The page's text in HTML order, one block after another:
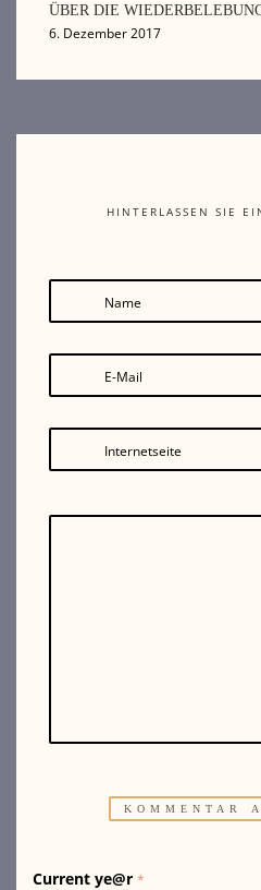
ÜBER DIE
6. Dezember 2017
HINTERLASSEN SIE
Name
E-Mail
Internetseite
Current ye@r *